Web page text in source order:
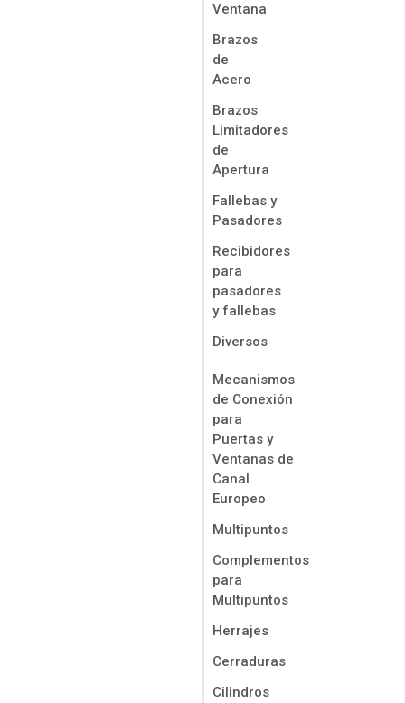
Ventana
Brazos
de
Acero
Brazos
Limitadores
de
Apertura
Fallebas y
Pasadores
Recibidores
para
pasadores
y fallebas
Diversos
Mecanismos
de Conexión
para
Puertas y
Ventanas de
Canal
Europeo
Multipuntos
Complementos
para
Multipuntos
Herrajes
Cerraduras
Cilindros